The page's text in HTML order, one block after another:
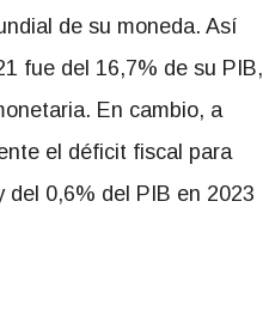
de su moneda. Así
fue del 16,7% de su PIB,
En cambio, a
el déficit fiscal para
del 0,6% del PIB en 2023